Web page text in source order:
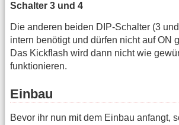
Schalter 3 und 4
Die anderen beiden DIP-Schalter (3
intern benötigt und dürfen nicht auf ON
Das Kickflash wird dann nicht wie
funktionieren.
Einbau
Bevor ihr nun mit dem Einbau anfangt,